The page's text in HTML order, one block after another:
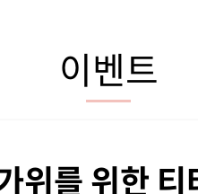
이벤트
위를 위한